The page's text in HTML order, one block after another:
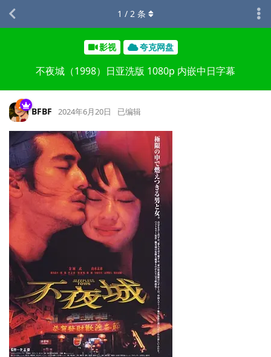
影视 夸克网盘
不夜城（1998）日亚洗版 1080p 内嵌中日字幕
1 / 2 条
BFBF 2024年6月20日 已编辑